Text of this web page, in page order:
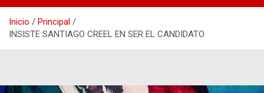
Inicio
Principal
INSISTE SANTIAGO CREEL EN SER EL CANDIDATO